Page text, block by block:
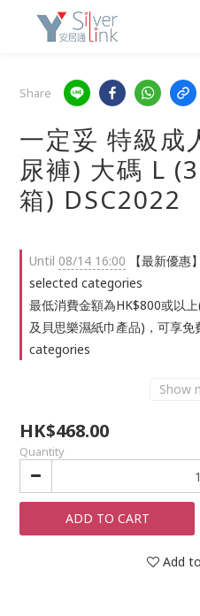
Share
一定妥 特級成
尿褲) 大碼 L
箱) DSC2022
Until 08/14 16:00 【最新優惠
selected categories
最低消費金額為HK$800或以
及貝思樂濕紙巾產品)，可享
categories
Show
HK$468.00
Quantity
ADD TO CART
Add